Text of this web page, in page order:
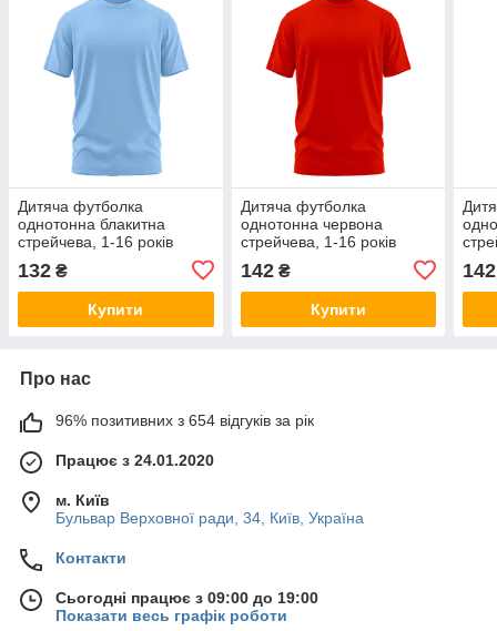
Дитяча футболка
однотонна блакитна
стрейчева, 1-16 років
132 ₴
Купити
Дитяча футболка
однотонна червона
стрейчева, 1-16 років
142₴
Купити
142
Про нас
96% позитивних з 654 відгуків за рік
Працює з 24.01.2020
м. Київ
Бульвар Верховної ради, 34, Київ, Україна
Контакти
Сьогодні працює з 09:00 до 19:00
Показати весь графік роботи